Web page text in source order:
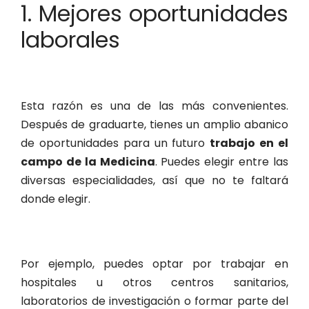
1. Mejores oportunidades
laborales
Esta razón es una de las más convenientes.
Después de graduarte, tienes un amplio abanico
de oportunidades para un futuro trabajo en el
campo de la Medicina. Puedes elegir entre las
diversas especialidades, así que no te faltará
donde elegir.
Por ejemplo, puedes optar por trabajar en
hospitales u otros centros sanitarios,
laboratorios de investigación o formar parte del